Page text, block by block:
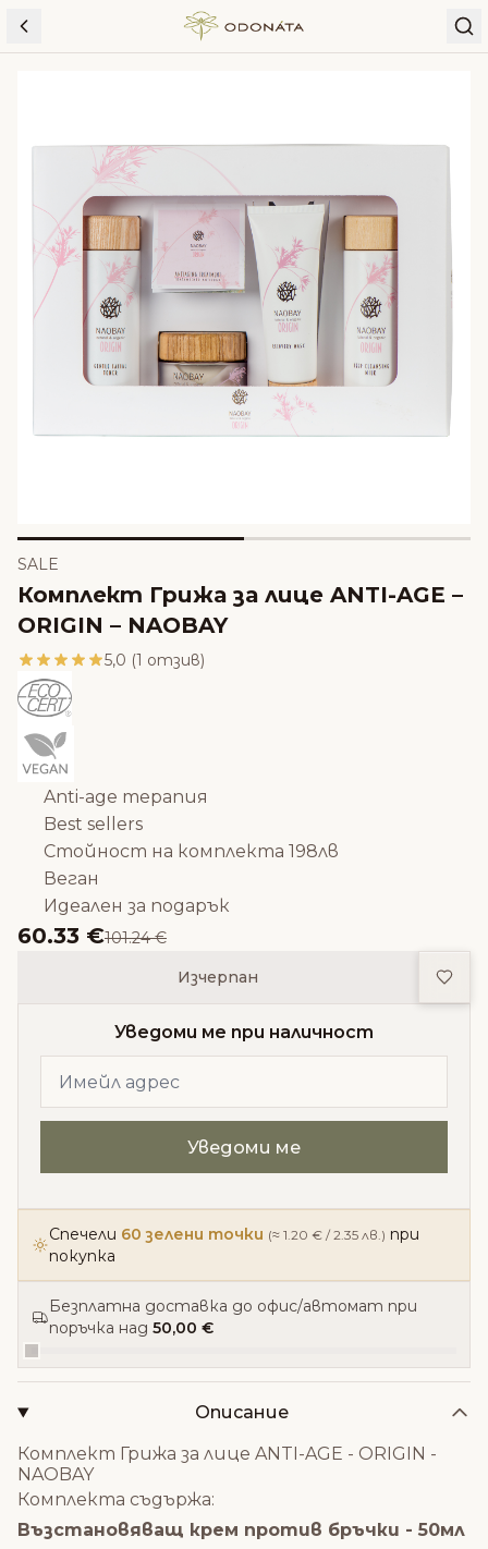
Skip to content
SALE
Комплект Грижа за лице ANTI-AGE –
ORIGIN – NAOBAY
5,0 (1 отзив)
Anti-age терапия
Best sellers
Стойност на комплекта 198лв
Веган
Идеален за подарък
60.33 €101.24 €
Изчерпан
Уведоми ме при наличност
Спечели 60 зелени точки (≈ 1.20 € / 2.35 лв.) при
покупка
Безплатна доставка до офис/автомат при
поръчка над 50,00 €
Описание
Комплект Грижа за лице ANTI-AGE - ORIGIN -
NAOBAY
Комплекта съдържа:
Възстановяващ крем против бръчки - 50мл